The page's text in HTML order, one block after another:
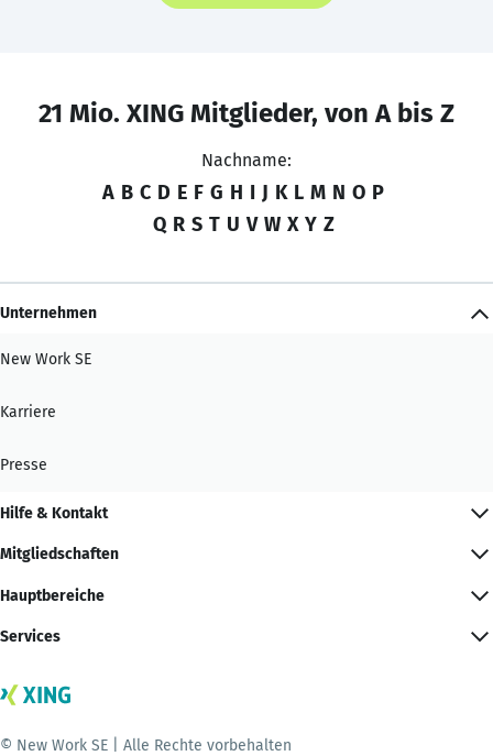
21 Mio. XING Mitglieder, von A bis Z
Nachname:
A B C D E F G H I J K L M N O P
Q R S T U V W X Y Z
Unternehmen
New Work SE
Karriere
Presse
Hilfe & Kontakt
Mitgliedschaften
Hauptbereiche
Services
© New Work SE | Alle Rechte vorbehalten